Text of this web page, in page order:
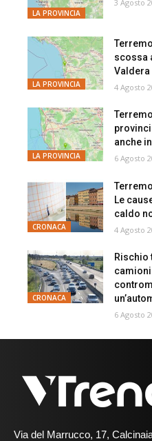
LA PROVINCIA
3 Agosto
LA PROVINCIA
scossa
Valdera
4 Agosto
LA PROVINCIA
anche
6 Agosto
CRONACA
Le
caldo
4 Agosto
CRONACA
Rischio
6 Agosto
Via del Marrucco, 17,